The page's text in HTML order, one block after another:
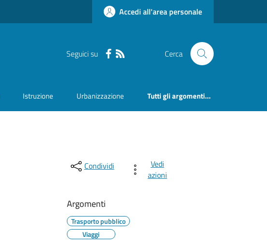
Accedi all'area personale
Seguici su Cerca
Istruzione Urbanizzazione Tutti gli argomenti...
Condividi
Vedi
azioni
Argomenti
Trasporto pubblico
Viaggi